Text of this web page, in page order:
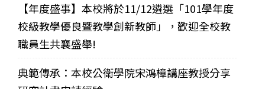
【年度盛事】本校將於11/12遴選「101學年度
校級教學優良暨教學創新教師」，歡迎全校教
職員生共襄盛舉!
典範傳承：本校公衛學院宋鴻樟講座教授分享